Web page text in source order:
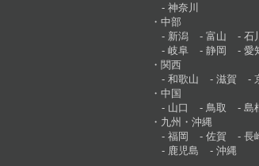
神奈川
中部
新潟
富山 石
岐阜
静岡 愛
関西
和歌山
滋賀
中国
山口
鳥取 島
九州・沖縄
福岡
佐賀 長
鹿児島
沖縄